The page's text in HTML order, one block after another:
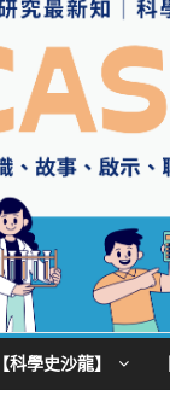
【科學史沙龍】